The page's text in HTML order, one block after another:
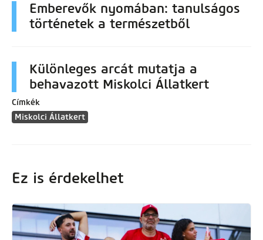
Emberevők nyomában: tanulságos
történetek a természetből
Különleges arcát mutatja a
behavazott Miskolci Állatkert
Címkék
Miskolci Állatkert
Ez is érdekelhet